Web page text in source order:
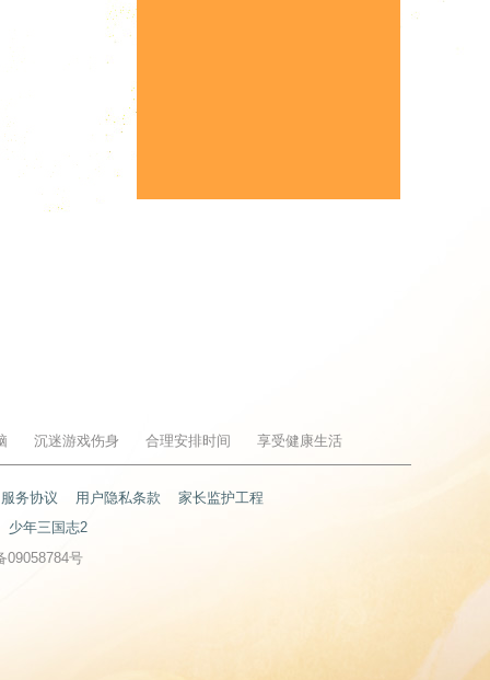
沉迷游戏伤身 合理安排时间 享受健康生活
务协议 用户隐私条款
家长监护工程
少年三国志2
09058784号